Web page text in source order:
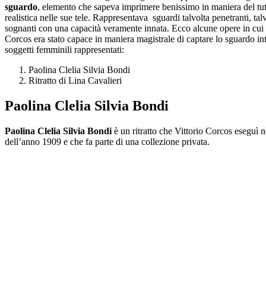
sguardo, elemento che sapeva imprimere benissimo in maniera del
realistica nelle sue tele. Rappresentava sguardi talvolta penetranti,
sognanti con una capacità veramente innata. Ecco alcune opere in
Corcos era stato capace in maniera magistrale di captare lo sguardo
soggetti femminili rappresentati:
Paolina Clelia Silvia Bondi
Ritratto di Lina Cavalieri
Paolina Clelia Silvia Bondi
Paolina Clelia Silvia Bondi è un ritratto che Vittorio Corcos eseguì
dell’anno 1909 e che fa parte di una collezione privata.